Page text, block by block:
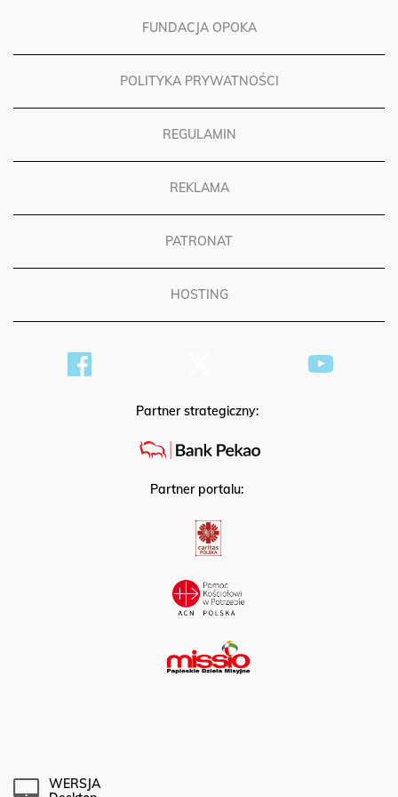
FUNDACJA OPOKA
POLITYKA PRYWATNOŚCI
REGULAMIN
REKLAMA
PATRONAT
HOSTING
Partner strategiczny:
Partner portalu:
WERSJA